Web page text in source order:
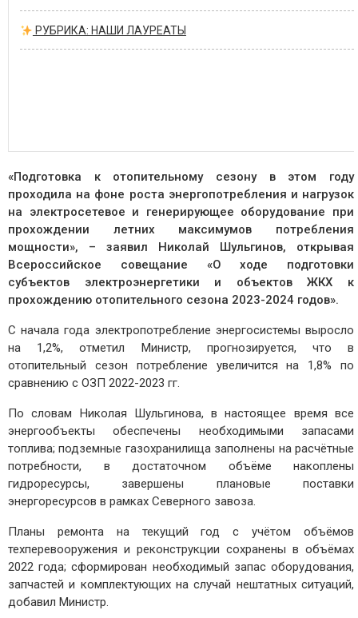
РУБРИКА: НАШИ ЛАУРЕАТЫ
«Подготовка к отопительному сезону в этом году
проходила на фоне роста энергопотребления и нагрузок
на электросетевое и генерирующее оборудование при
прохождении летних максимумов потребления
мощности», – заявил Николай Шульгинов, открывая
Всероссийское совещание «О ходе подготовки
субъектов электроэнергетики и объектов ЖКХ к
прохождению отопительного сезона ‪2023-2024 годов».
С начала года электропотребление энергосистемы выросло
на 1,2%, отметил Министр, прогнозируется, что в
отопительный сезон потребление увеличится на 1,8% по
сравнению с ОЗП ‪2022-2023 гг.
По словам Николая Шульгинова, в настоящее время все
энергообъекты обеспечены необходимыми запасами
топлива; подземные газохранилища заполнены на расчётные
потребности, в достаточном объёме накоплены
гидроресурсы, завершены плановые поставки
энергоресурсов в рамках Северного завоза.
Планы ремонта на текущий год с учётом объёмов
техперевооружения и реконструкции сохранены в объёмах
2022 года; сформирован необходимый запас оборудования,
запчастей и комплектующих на случай нештатных ситуаций,
добавил Министр.